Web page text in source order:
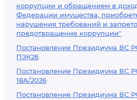
коррупции и обращением в
Федерации имущества,
нарушения требований и
предотвращение коррупции"
Постановление Президиума ВС
ПЭК26
Постановление Президиума ВС
18А/2026
Постановление Президиума ВС